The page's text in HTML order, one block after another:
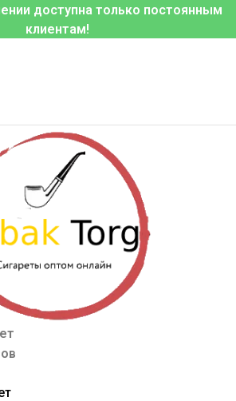
доступна только постоянным
клиентам!